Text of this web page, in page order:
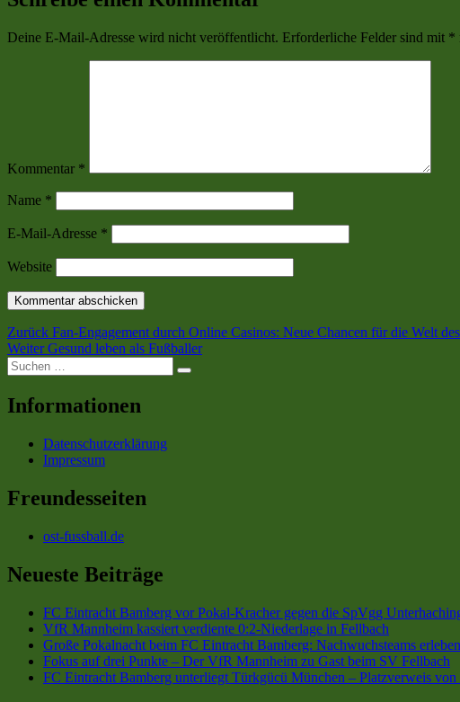
Deine E-Mail-Adresse wird nicht veröffentlicht. Erforderliche Felder sind mit *
Kommentar *
Name *
E-Mail-Adresse *
Website
Beitragsnavigation
Zurück Vorheriger
Beitrag:
Fan-Engagement durch Online Casinos: Neue Chancen für die Welt
Weiter Nächster
Beitrag:
Gesund leben als Fußballer
Suchen
nach:
Suchen
Informationen
Datenschutzerklärung
Impressum
Freundesseiten
ost-fussball.de
Neueste Beiträge
FC Eintracht Bamberg vor Pokal-Kracher gegen die SpVgg
VfR Mannheim kassiert verdiente 0:2-Niederlage in Fellbach
Große Pokalnacht beim FC Eintracht Bamberg: Nachwuchsteams
Fokus auf drei Punkte – Der VfR Mannheim zu Gast beim SV Fellbach
FC Eintracht Bamberg unterliegt Türkgücü München – Platzverweis